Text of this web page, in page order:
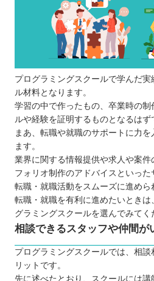
プログラミングスクールで学んだ
ル材料となります。
学習の中で作ったもの、卒業時の
ルや経験を証明するものとなるはず
まあ、転職や就職のサポートに力
ます。
業界に関する情報提供や求人や案件
フォリオ制作のアドバイスといった
転職・就職活動をスムーズに進めら
転職・就職を有利に進めたいとき
グラミングスクールを選んでみてく
相談できるスタッフや仲間が
プログラミングスクールでは、相
リットです。
先に述べたとおり、スクールには講